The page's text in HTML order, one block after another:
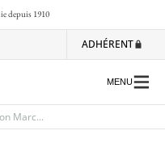
depuis 1910
ADHÉRENT
MENU
Marc...